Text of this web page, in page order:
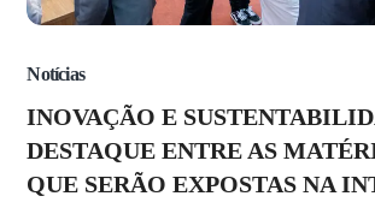
Notícias
INOVAÇÃO E
DESTAQUE ENTRE AS
QUE SERÃO EXPOSTAS NA